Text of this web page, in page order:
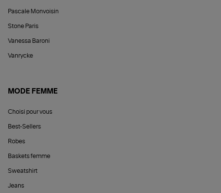
Pascale Monvoisin
Stone Paris
Vanessa Baroni
Vanrycke
MODE FEMME
Choisi pour vous
Best-Sellers
Robes
Baskets femme
Sweatshirt
Jeans